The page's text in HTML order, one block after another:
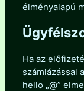
élményalapú
Ha az
számlázással
hello „@”